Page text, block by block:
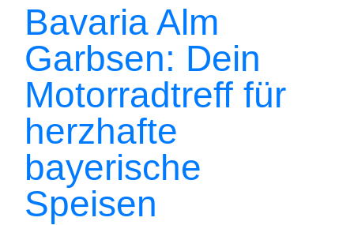
Bavaria Alm
Garbsen: Dein
Motorradtreff für
herzhafte
bayerische
Speisen